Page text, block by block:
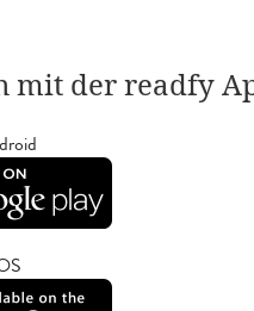
mit der readfy